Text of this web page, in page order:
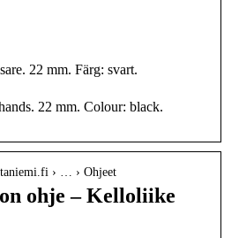
22 mm. Färg: svart.
22 mm. Colour: black.
› … › Ohjeet
ohje – Kelloliike